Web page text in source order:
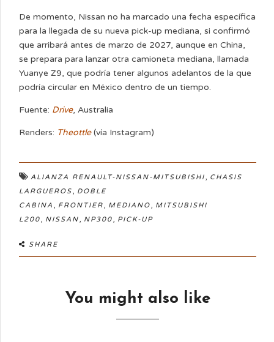
De momento, Nissan no ha marcado una fecha específica
para la llegada de su nueva pick-up mediana, si confirmó
que arribará antes de marzo de 2027, aunque en China,
se prepara para lanzar otra camioneta mediana, llamada
Yuanye Z9, que podría tener algunos adelantos de la que
podría circular en México dentro de un tiempo.
Fuente: Drive, Australia
Renders: Theottle(vía Instagram)
ALIANZA RENAULT-NISSAN-MITSUBISHI, CHASIS
LARGUEROS, DOBLE
CABINA , FRONTIER, MEDIANO, MITSUBISHI
L200, NISSAN, NP300, PICK-UP
SHARE
You might also like